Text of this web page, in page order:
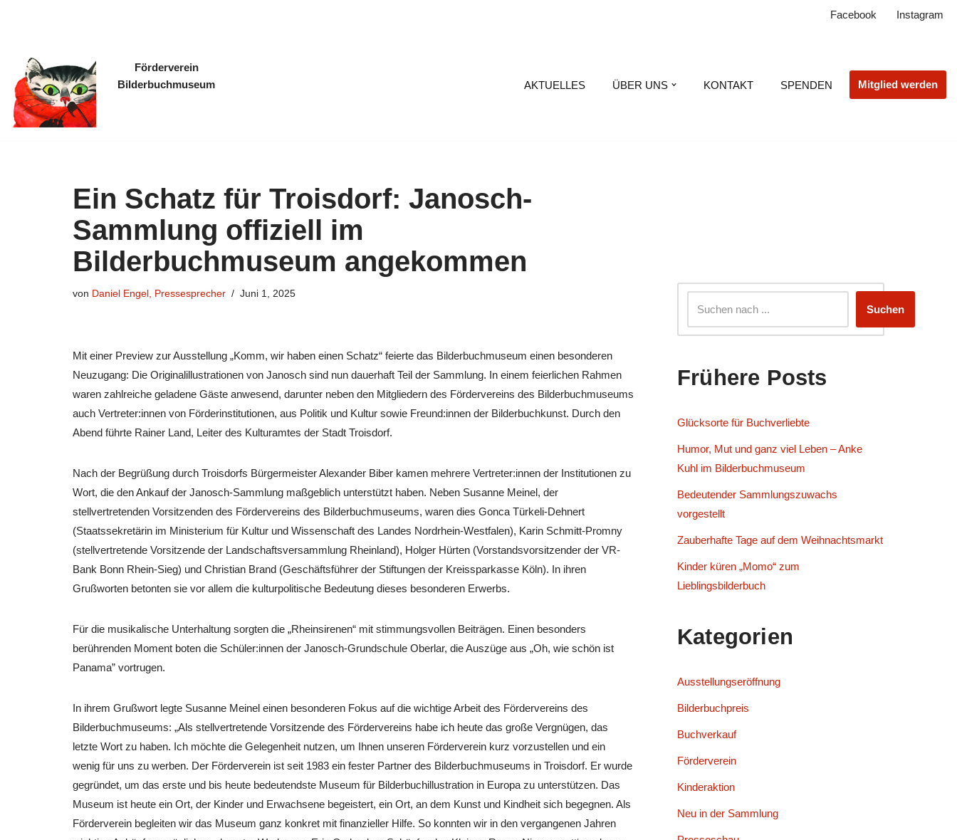
Inhalt
springen
Facebook Instagram
Förderverein
Bilderbuchmuseum
AKTUELLES ÜBER UNS KONTAKT SPENDEN Mitglied werden
Ein Schatz für Troisdorf: Janosch-
Sammlung offiziell im
Bilderbuchmuseum angekommen
von Daniel Engel, Pressesprecher Juni 1, 2025
Mit einer Preview zur Ausstellung „Komm, wir haben einen Schatz“ feierte das Bilderbuchmuseum einen besonderen
Neuzugang: Die Originalillustrationen von Janosch sind nun dauerhaft Teil der Sammlung. In einem feierlichen Rahmen
waren zahlreiche geladene Gäste anwesend, darunter neben den Mitgliedern des Fördervereins des Bilderbuchmuseums
auch Vertreter:innen von Förderinstitutionen, aus Politik und Kultur sowie Freund:innen der Bilderbuchkunst. Durch den
Abend führte Rainer Land, Leiter des Kulturamtes der Stadt Troisdorf.
Nach der Begrüßung durch Troisdorfs Bürgermeister Alexander Biber kamen mehrere Vertreter:innen der Institutionen zu
Wort, die den Ankauf der Janosch-Sammlung maßgeblich unterstützt haben. Neben Susanne Meinel, der
stellvertretenden Vorsitzenden des Fördervereins des Bilderbuchmuseums, waren dies Gonca Türkeli-Dehnert
(Staatssekretärin im Ministerium für Kultur und Wissenschaft des Landes Nordrhein-Westfalen), Karin Schmitt-Promny
(stellvertretende Vorsitzende der Landschaftsversammlung Rheinland), Holger Hürten (Vorstandsvorsitzender der VR-
Bank Bonn Rhein-Sieg) und Christian Brand (Geschäftsführer der Stiftungen der Kreissparkasse Köln). In ihren
Grußworten betonten sie vor allem die kulturpolitische Bedeutung dieses besonderen Erwerbs.
Für die musikalische Unterhaltung sorgten die „Rheinsirenen“ mit stimmungsvollen Beiträgen. Einen besonders
berührenden Moment boten die Schüler:innen der Janosch-Grundschule Oberlar, die Auszüge aus „Oh, wie schön ist
Panama” vortrugen.
In ihrem Grußwort legte Susanne Meinel einen besonderen Fokus auf die wichtige Arbeit des Fördervereins des
Bilderbuchmuseums: „Als stellvertretende Vorsitzende des Fördervereins habe ich heute das große Vergnügen, das
letzte Wort zu haben. Ich möchte die Gelegenheit nutzen, um Ihnen unseren Förderverein kurz vorzustellen und ein
wenig für uns zu werben. Der Förderverein ist seit 1983 ein fester Partner des Bilderbuchmuseums in Troisdorf. Er wurde
gegründet, um das erste und bis heute bedeutendste Museum für Bilderbuchillustration in Europa zu unterstützen. Das
Museum ist heute ein Ort, der Kinder und Erwachsene begeistert, ein Ort, an dem Kunst und Kindheit sich begegnen. Als
Förderverein begleiten wir das Museum ganz konkret mit finanzieller Hilfe. So konnten wir in den vergangenen Jahren
Suchen
Frühere Posts
Glücksorte für Buchverliebte
Humor, Mut und ganz viel Leben – Anke
Kuhl im Bilderbuchmuseum
Bedeutender Sammlungszuwachs
vorgestellt
Zauberhafte Tage auf dem Weihnachtsmarkt
Kinder küren „Momo“ zum
Lieblingsbilderbuch
Kategorien
Ausstellungseröffnung
Bilderbuchpreis
Buchverkauf
Förderverein
Kinderaktion
Neu in der Sammlung